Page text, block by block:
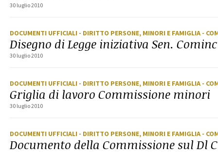
30 luglio 2010
DOCUMENTI UFFICIALI - DIRITTO PERSONE, MINORI E FAMIGLIA -
Disegno di Legge iniziativa Sen.
30 luglio 2010
DOCUMENTI UFFICIALI - DIRITTO PERSONE, MINORI E FAMIGLIA -
Griglia di lavoro Commissione minori
30 luglio 2010
DOCUMENTI UFFICIALI - DIRITTO PERSONE, MINORI E FAMIGLIA -
Documento della Commissione sul Dl